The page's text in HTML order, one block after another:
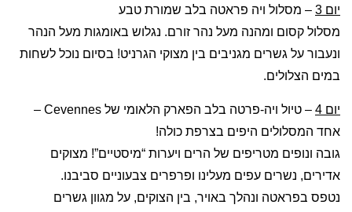
יום 3
– מסלול ויה פראטה בלב שמורת טבע
מסלול קסום ומהנה מעל נהר זורם. נגלוש באומגות מעל הנהר
ונעבור על גשרים מגניבים בין מצוקי הגרניט! בסיום נוכל לשחות
במים הצלולים.
יום 4
– טיול ויה-פרטה בלב הפארק הלאומי של Cevennes –
אחד המסלולים היפים בצרפת כולה!
גובה ונופים מטריפים של הרים ויערות “מיסטיים”! מצוקים
אדירים, נשרים עפים מעלינו ופרפרים צבעוניים סביבנו.
נטפס בפראטה ונהלך באויר, בין הצוקים, על מגוון גשרים